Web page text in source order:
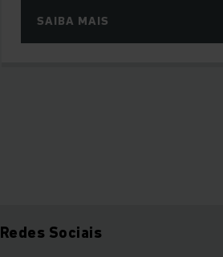
SAIBA MAIS
Redes Sociais